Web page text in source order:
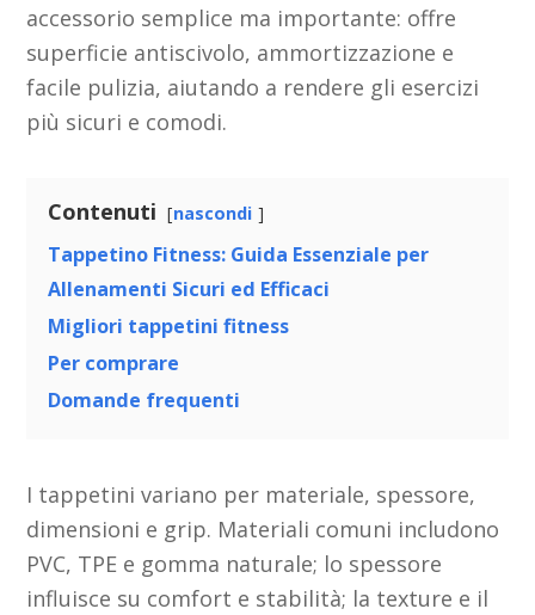
accessorio semplice ma importante: offre
superficie antiscivolo, ammortizzazione e
facile pulizia, aiutando a rendere gli esercizi
più sicuri e comodi.
Contenuti nascondi
Tappetino Fitness: Guida Essenziale per
Allenamenti Sicuri ed Efficaci
Migliori tappetini fitness
Per comprare
Domande frequenti
I tappetini variano per materiale, spessore,
dimensioni e grip. Materiali comuni includono
PVC, TPE e gomma naturale; lo spessore
influisce su comfort e stabilità; la texture e il